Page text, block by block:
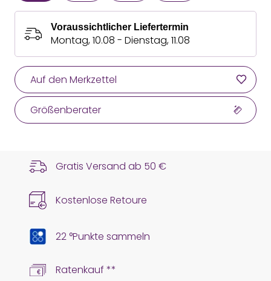
Voraussichtlicher Liefertermin
Montag, 10.08 - Dienstag, 11.08
Auf den Merkzettel
Größenberater
Gratis Versand ab 50 €
Kostenlose Retoure
22 °Punkte sammeln
Ratenkauf **